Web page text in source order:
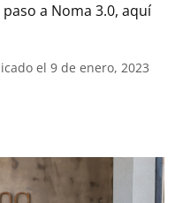
a Noma 3.0, aquí
el 9 de enero, 2023